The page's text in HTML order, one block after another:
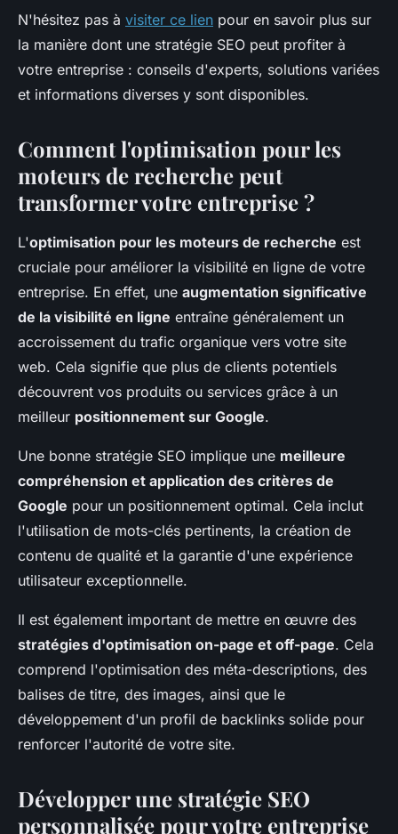
N'hésitez pas à visiter ce lien pour en savoir plus sur
la manière dont une stratégie SEO peut profiter à
votre entreprise : conseils d'experts, solutions variées
et informations diverses y sont disponibles.
Comment l'optimisation pour les
moteurs de recherche peut
transformer votre entreprise ?
L'optimisation pour les moteurs de recherche est
cruciale pour améliorer la visibilité en ligne de votre
entreprise. En effet, une augmentation significative
de la visibilité en ligne entraîne généralement un
accroissement du trafic organique vers votre site
web. Cela signifie que plus de clients potentiels
découvrent vos produits ou services grâce à un
meilleur positionnement sur Google.
Une bonne stratégie SEO implique une meilleure
compréhension et application des critères de
Google pour un positionnement optimal. Cela inclut
l'utilisation de mots-clés pertinents, la création de
contenu de qualité et la garantie d'une expérience
utilisateur exceptionnelle.
Il est également important de mettre en œuvre des
stratégies d'optimisation on-page et off-page. Cela
comprend l'optimisation des méta-descriptions, des
balises de titre, des images, ainsi que le
développement d'un profil de backlinks solide pour
renforcer l'autorité de votre site.
Développer une stratégie SEO
personnalisée pour votre entreprise